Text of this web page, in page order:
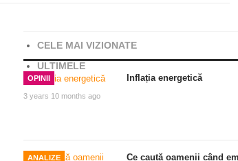
CELE MAI VIZIONATE
ULTIMELE
OPINII
3 years 10 months ago
Inflația energetică
ANALIZE Ce caută oamenii când